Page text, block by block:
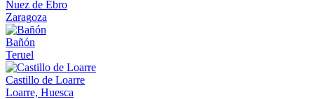
Nuez de Ebro
Zaragoza
Bañón
Teruel
Castillo de Loarre
Loarre, Huesca